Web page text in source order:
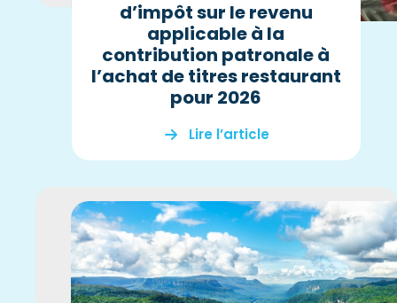
d’impôt sur le revenu
applicable à la
contribution patronale à
l’achat de titres restaurant
pour 2026
Lire l’article